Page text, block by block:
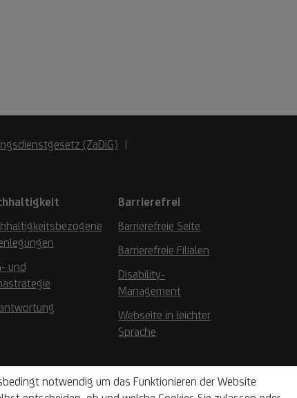
notwendig um das Funktionieren der Website
(ZaDiG)
und
Barrierefrei
Barrierefreie Seite
Barrierefreie Filialen
Disability-
Management
Webseite in leichter
Sprache